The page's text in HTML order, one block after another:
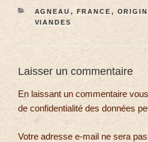
AGNEAU , FRANCE ,
VIANDES
Laisser un commentaire
En laissant un commentaire
de confidentialité des données
Votre adresse e-mail ne sera